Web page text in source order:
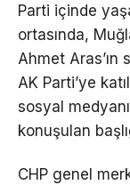
Parti içinde
ortasında,
Ahmet
AK Parti’ye
sosyal
konuşulan
CHP genel